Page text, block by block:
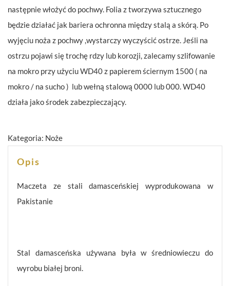
następnie włożyć do pochwy. Folia z tworzywa sztucznego
będzie działać jak bariera ochronna między stalą a skórą. Po
wyjęciu noża z pochwy ,wystarczy wyczyścić ostrze. Jeśli na
ostrzu pojawi się trochę rdzy lub korozji, zalecamy szlifowanie
na mokro przy użyciu WD40 z papierem ściernym 1500 ( na
mokro / na sucho ) lub wełną stalową 0000 lub 000. WD40
działa jako środek zabezpieczający.
Kategoria: Noże
Opis
Maczeta ze stali damasceńskiej wyprodukowana w
Pakistanie
Stal damasceńska używana była w średniowieczu do
wyrobu białej broni.